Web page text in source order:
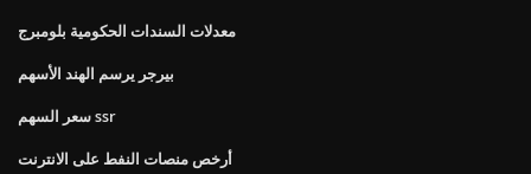
معدلات السندات الحكومية بلومبرج
بيرجر يرسم الهند الأسهم
سعر السهم ssr
أرخص منصات النفط على الانترنت